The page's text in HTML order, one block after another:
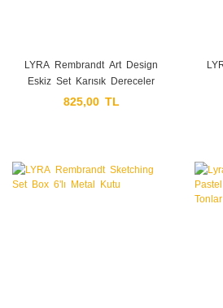
LYRA Rembrandt Art Design
Eskiz Set Karışık Dereceler
6'lı Metal Kutu
825,00 TL